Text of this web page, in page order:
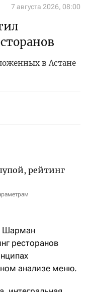
7 августа 2026, 08:00
в Астане
Шарман
ресторанов
анализе меню.